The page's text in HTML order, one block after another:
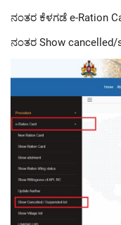
ನಂತರ ಕೆಳಗಡೆ e-Ration
ನಂತರ Show